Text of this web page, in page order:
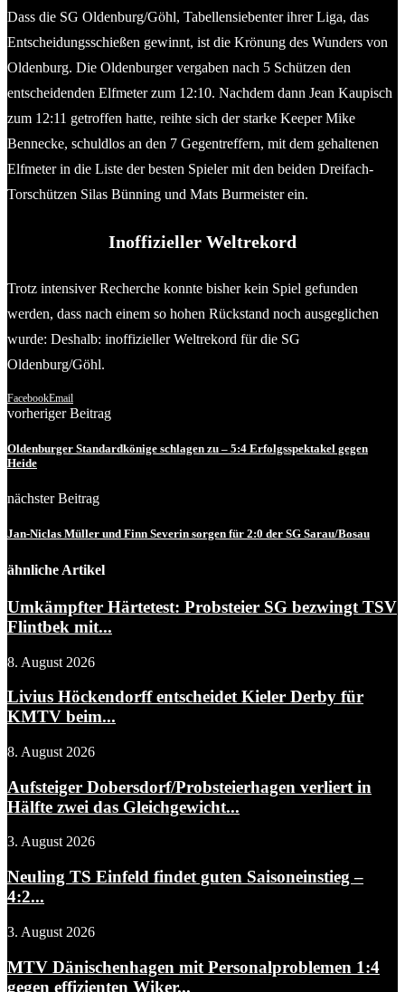
Dass die SG Oldenburg/Göhl, Tabellensiebenter ihrer Liga, das
Entscheidungsschießen gewinnt, ist die Krönung des Wunders von
Oldenburg. Die Oldenburger vergaben nach 5 Schützen den
entscheidenden Elfmeter zum 12:10. Nachdem dann Jean Kaupisch
zum 12:11 getroffen hatte, reihte sich der starke Keeper Mike
Bennecke, schuldlos an den 7 Gegentreffern, mit dem gehaltenen
Elfmeter in die Liste der besten Spieler mit den beiden Dreifach-
Torschützen Silas Bünning und Mats Burmeister ein.
Inoffizieller Weltrekord
Trotz intensiver Recherche konnte bisher kein Spiel gefunden
werden, dass nach einem so hohen Rückstand noch ausgeglichen
wurde: Deshalb: inoffizieller Weltrekord für die SG
Oldenburg/Göhl.
FacebookEmail
vorheriger Beitrag
Oldenburger Standardkönige schlagen zu – 5:4 Erfolgsspektakel gegen
Heide
nächster Beitrag
Jan-Niclas Müller und Finn Severin sorgen für 2:0 der SG Sarau/Bosau
ähnliche Artikel
Umkämpfter Härtetest: Probsteier SG bezwingt TSV
Flintbek mit...
8. August 2026
Livius Höckendorff entscheidet Kieler Derby für
KMTV beim...
8. August 2026
Aufsteiger Dobersdorf/Probsteierhagen verliert in
Hälfte zwei das Gleichgewicht...
3. August 2026
Neuling TS Einfeld findet guten Saisoneinstieg –
4:2...
3. August 2026
MTV Dänischenhagen mit Personalproblemen 1:4
gegen effizienten Wiker...